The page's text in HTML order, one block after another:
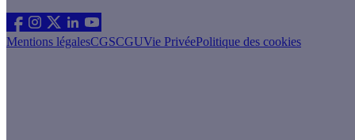
Mentions légalesCGSCGUVie PrivéePolitique des cookies